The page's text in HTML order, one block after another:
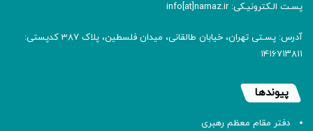
پسـت الـکترونیـکی: info[at]namaz.ir
آدرس: پسـتی تهران، خیابان طالقانی، میدان فلسطین، پلاک 387 کدپستی:
۱۴۱۶۷۱۳۸۱۱
پیوندها
دفتر مقام معظم رهبری